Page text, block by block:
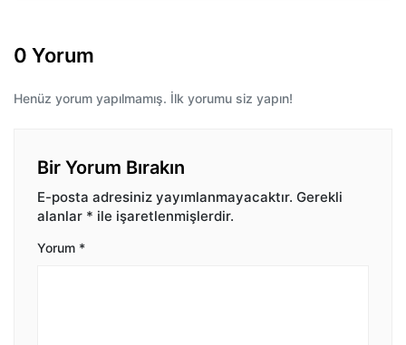
0 Yorum
Henüz yorum yapılmamış. İlk yorumu siz yapın!
Bir Yorum Bırakın
E-posta adresiniz yayımlanmayacaktır. Gerekli
alanlar * ile işaretlenmişlerdir.
Yorum *